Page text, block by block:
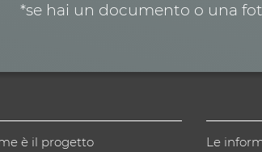
*se hai un documento o una
è il progetto Le